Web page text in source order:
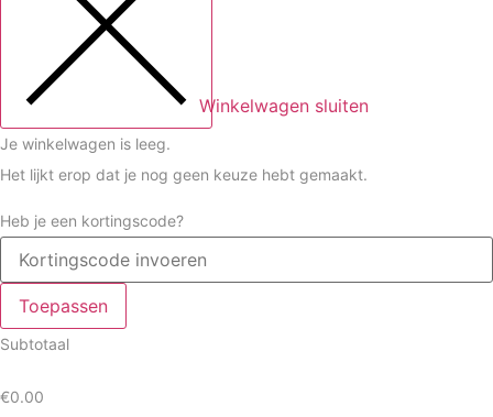
Winkelwagen sluiten
Je winkelwagen is leeg.
Het lijkt erop dat je nog geen keuze hebt gemaakt.
Heb je een kortingscode?
Toepassen
Subtotaal
€0.00